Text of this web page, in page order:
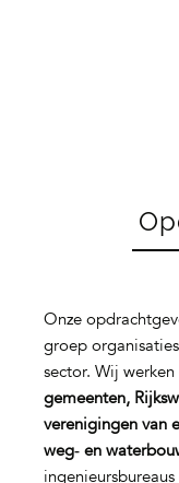
Onze
groep
sector. Wij
gemeenten,
verenigingen van
weg‑ en